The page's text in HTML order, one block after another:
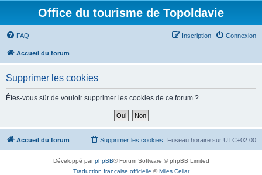
Office du tourisme de Topoldavie
FAQ Connexion
Inscription
Accueil du forum
Supprimer les cookies
Êtes-vous sûr de vouloir supprimer les cookies de ce forum ?
Accueil du forum Fuseau horaire sur UTC+02:00
Supprimer les cookies
Développé parphpBB® Forum Software © phpBB Limited
Traduction française officielle ©Miles Cellar